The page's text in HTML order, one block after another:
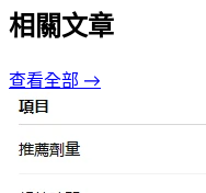
相關文章
查看全部 →